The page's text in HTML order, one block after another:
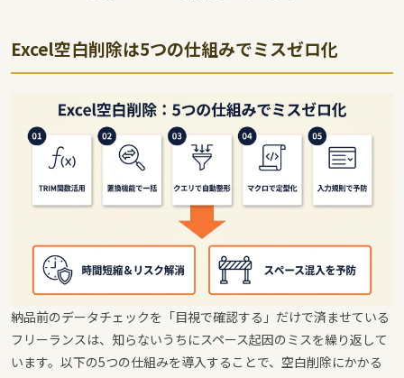
Excel空白削除は5つの仕組みでミスゼロ化
納品前のデータチェックを「目視で確認する」だけで済ませている
フリーランスは、知らないうちにスペース起因のミスを繰り返して
います。以下の5つの仕組みを導入することで、空白削除にかかる